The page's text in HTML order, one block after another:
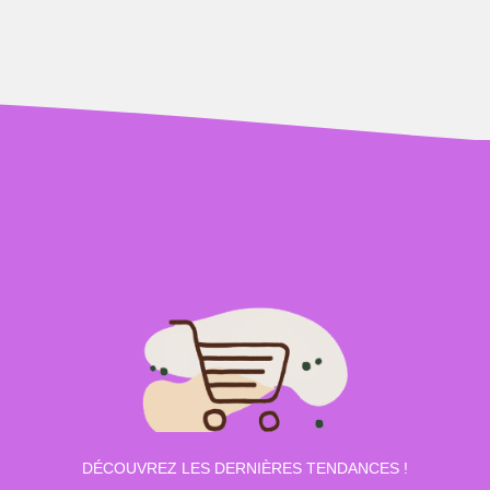
DÉCOUVREZ LES DERNIÈRES TENDANCES !